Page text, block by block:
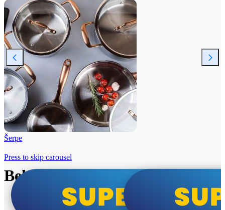
Šerpe
Beko i Tesla super cene
Press to skip carousel